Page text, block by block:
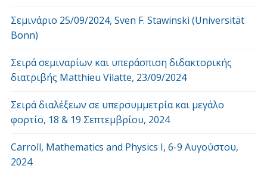
Σεμινάριο 25/09/2024, Sven F. Stawinski (Universität
Bonn)
Σειρά σεμιναρίων και υπεράσπιση διδακτορικής
διατριβής Matthieu Vilatte, 23/09/2024
Σειρά διαλέξεων σε υπερσυμμετρία και μεγάλο
φορτίο, 18 & 19 Σεπτεμβρίου, 2024
Carroll, Mathematics and Physics Ι, 6-9 Αυγούστου,
2024